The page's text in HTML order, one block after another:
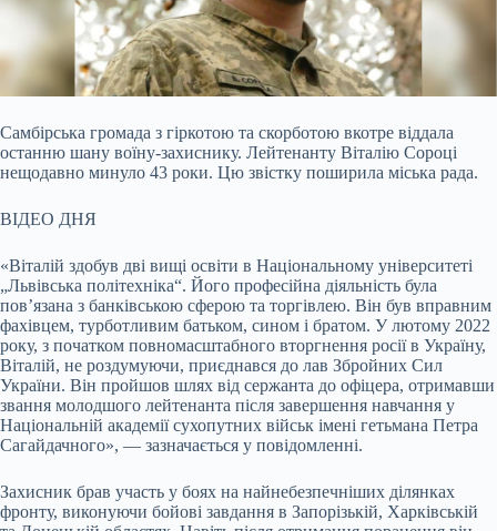
Самбірська громада з гіркотою та скорботою вкотре віддала
останню шану воїну-захиснику. Лейтенанту Віталію Сороці
нещодавно минуло 43 роки. Цю звістку поширила міська рада.
ВІДЕО ДНЯ
«Віталій здобув дві вищі освіти в Національному університеті
„Львівська політехніка“. Його професійна діяльність була
пов’язана з банківською сферою та торгівлею. Він був вправним
фахівцем, турботливим батьком, сином і братом. У лютому 2022
року, з початком повномасштабного вторгнення росії в Україну,
Віталій, не роздумуючи, приєднався до лав Збройних Сил
України. Він пройшов шлях від сержанта до офіцера, отримавши
звання молодшого лейтенанта після завершення навчання у
Національній академії сухопутних військ імені гетьмана Петра
Сагайдачного», — зазначається у повідомленні.
Захисник брав участь у боях на найнебезпечніших ділянках
фронту, виконуючи бойові завдання в Запорізькій, Харківській